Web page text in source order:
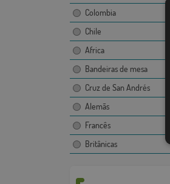
Colombia
Chile
Africa
Bandeiras de mesa
Cruz de San Andrés
Alemãs
Francês
Britânicas